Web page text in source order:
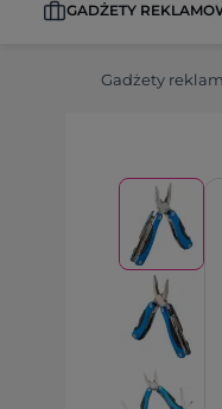
GADŻETY
Gadżety